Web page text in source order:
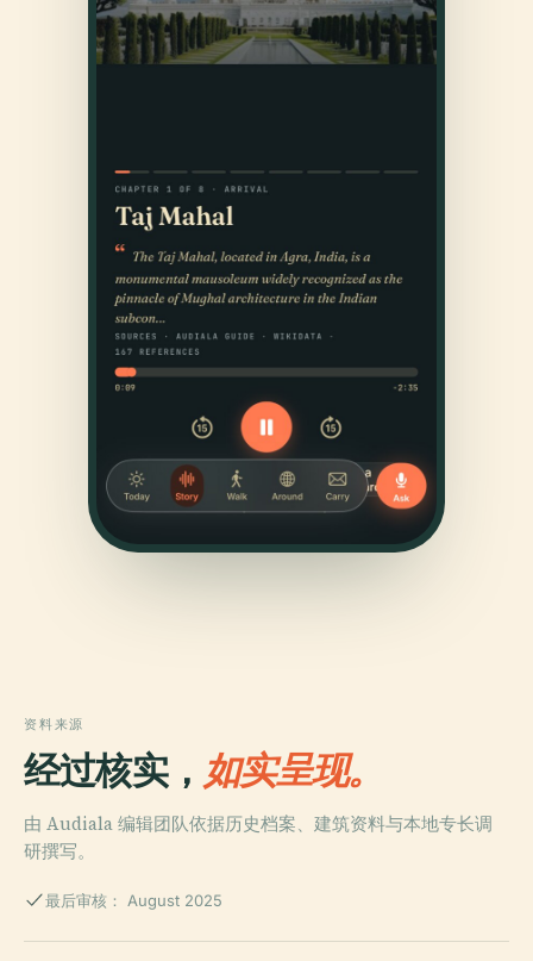
资料来源
经过核实， 如实呈现。
由 Audiala 编辑团队依据历史档案、建筑资料与本地专长调
研撰写。
最后审核： August 2025